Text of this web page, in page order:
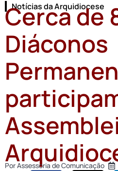
Notícias da Arquidiocese
Cerca de
Diáconos
PorAssessoria de Comunicação